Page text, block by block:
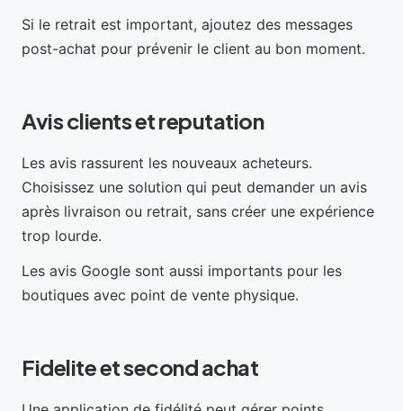
Si le retrait est important, ajoutez des messages
post-achat pour prévenir le client au bon moment.
Avis clients et reputation
Les avis rassurent les nouveaux acheteurs.
Choisissez une solution qui peut demander un avis
après livraison ou retrait, sans créer une expérience
trop lourde.
Les avis Google sont aussi importants pour les
boutiques avec point de vente physique.
Fidelite et second achat